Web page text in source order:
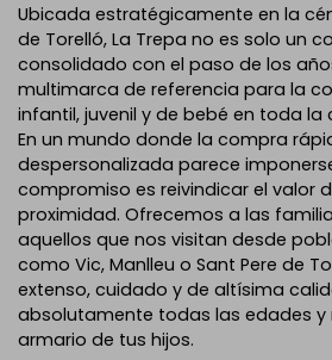
Ubicada estratégicamente en la
de Torelló, La Trepa no es solo un
consolidado con el paso de los
multimarca de referencia para la
infantil, juvenil y de bebé en toda
En un mundo donde la compra
despersonalizada parece
compromiso es reivindicar el valor
proximidad. Ofrecemos a las
aquellos que nos visitan desde
como Vic, Manlleu o Sant Pere de
extenso, cuidado y de altísima
absolutamente todas las edades y
armario de tus hijos.